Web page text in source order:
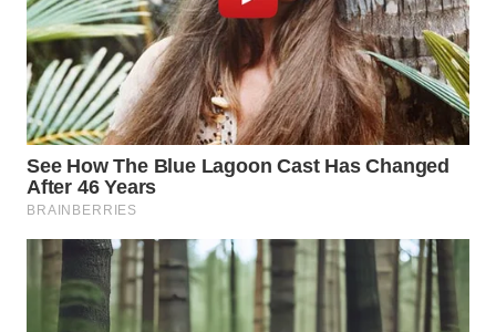
WN
MALUKU
WN
MALUT
WN
DAIRI
WN
DANAU
TOBA